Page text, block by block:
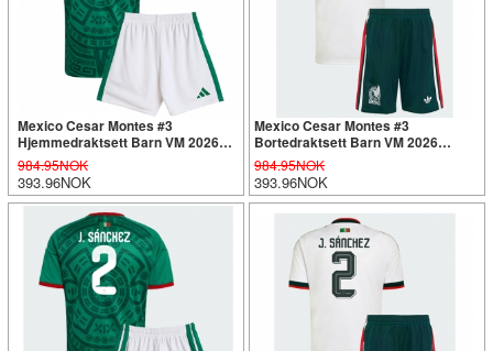
Mexico Cesar Montes #3
Hjemmedraktsett Barn VM 2026
Kortermet (+ Korte bukser)
984.95NOK
393.96NOK
Mexico Cesar Montes #3
Bortedraktsett Barn VM 2026
Kortermet (+ Korte bukser)
984.95NOK
393.96NOK